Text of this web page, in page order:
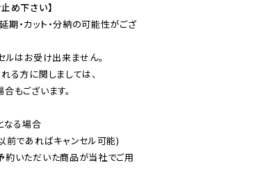
め下さい】
・カット・分納の可能性がござ
ルはお受け出来ません。
る方に関しましては、
もございます。
なる場合
前であればキャンセル可能)
約いただいた商品が当社でご用